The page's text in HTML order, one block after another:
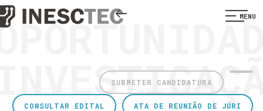
MENU
SUBMETER CANDIDATURA
ATA DE REUNIÃO DE JÚRI
CONSULTAR EDITAL